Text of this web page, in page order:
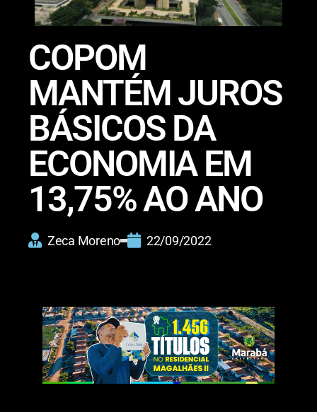
COPOM
MANTÉM JUROS
BÁSICOS DA
ECONOMIA EM
13,75% AO ANO
Zeca Moreno 22/09/2022